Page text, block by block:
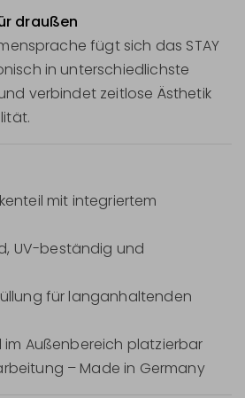
draußen
fügt sich das STAY
in unterschiedlichste
verbindet zeitlose Ästhetik
mit integriertem
UV-beständig und
für langanhaltenden
im Außenbereich platzierbar
– Made in Germany